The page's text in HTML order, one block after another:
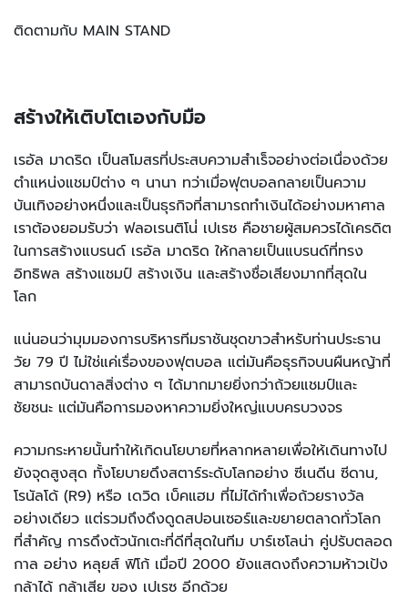
ติดตามกับ MAIN STAND
สร้างให้เติบโตเองกับมือ
เรอัล มาดริด เป็นสโมสรที่ประสบความสำเร็จอย่างต่อเนื่องด้วย
ตำแหน่งแชมป์ต่าง ๆ นานา ทว่าเมื่อฟุตบอลกลายเป็นความ
บันเทิงอย่างหนึ่งและเป็นธุรกิจที่สามารถทำเงินได้อย่างมหาศาล
เราต้องยอมรับว่า ฟลอเรนติโน่่ เปเรซ คือชายผู้สมควรได้เครดิต
ในการสร้างแบรนด์ เรอัล มาดริด ให้กลายเป็นแบรนด์ที่ทรง
อิทธิพล สร้างแชมป์ สร้างเงิน และสร้างชื่อเสียงมากที่สุดใน
โลก
แน่นอนว่ามุมมองการบริหารทีมราชันชุดขาวสำหรับท่านประธาน
วัย 79 ปี ไม่ใช่แค่เรื่องของฟุตบอล แต่มันคือธุรกิจบนผืนหญ้าที่
สามารถบันดาลสิ่งต่าง ๆ ได้มากมายยิ่งกว่าถ้วยแชมป์และ
ชัยชนะ แต่มันคือการมองหาความยิ่งใหญ่แบบครบวงจร
ความกระหายนั้นทำให้เกิดนโยบายที่หลากหลายเพื่อให้เดินทางไป
ยังจุดสูงสุด ทั้งโยบายดึงสตาร์ระดับโลกอย่าง ซีเนดีน ซีดาน,
โรนัลโด้ (R9) หรือ เดวิด เบ็คแฮม ที่ไม่ได้ทำเพื่อถ้วยรางวัล
อย่างเดียว แต่รวมถึงดึงดูดสปอนเซอร์และขยายตลาดทั่วโลก
ที่สำคัญ การดึงตัวนักเตะที่ดีที่สุดในทีม บาร์เซโลน่า คู่ปรับตลอด
กาล อย่าง หลุยส์ ฟิโก้ เมื่อปี 2000 ยังแสดงถึงความห้าวเป้ง
กล้าได้ กล้าเสีย ของ เปเรซ อีกด้วย